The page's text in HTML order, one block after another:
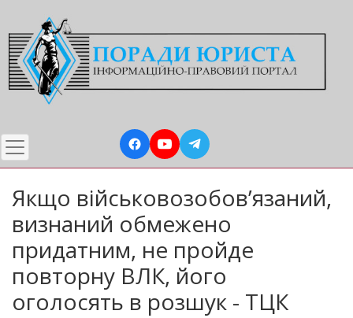
до
основного
вмісту
Якщо військовозобов’язаний,
визнаний обмежено
придатним, не пройде
повторну ВЛК, його
оголосять в розшук - ТЦК